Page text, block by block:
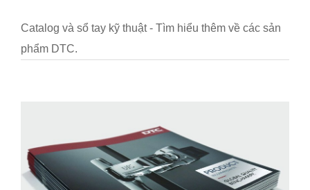
Catalog và sổ tay kỹ thuật - Tìm hiểu thêm về các sản
phẩm DTC.